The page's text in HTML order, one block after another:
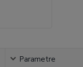
Parametre